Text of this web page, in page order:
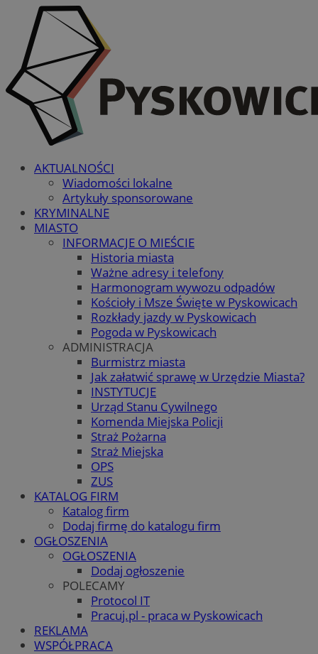
AKTUALNOŚCI
Wiadomości lokalne
Artykuły sponsorowane
KRYMINALNE
MIASTO
INFORMACJE O MIEŚCIE
Historia miasta
Ważne adresy i telefony
Harmonogram wywozu odpadów
Kościoły i Msze Święte w Pyskowicach
Rozkłady jazdy w Pyskowicach
Pogoda w Pyskowicach
ADMINISTRACJA
Burmistrz miasta
Jak załatwić sprawę w Urzędzie Miasta?
INSTYTUCJE
Urząd Stanu Cywilnego
Komenda Miejska Policji
Straż Pożarna
Straż Miejska
OPS
ZUS
KATALOG FIRM
Katalog firm
Dodaj firmę do katalogu firm
OGŁOSZENIA
OGŁOSZENIA
Dodaj ogłoszenie
POLECAMY
Protocol IT
Pracuj.pl - praca w Pyskowicach
REKLAMA
WSPÓŁPRACA